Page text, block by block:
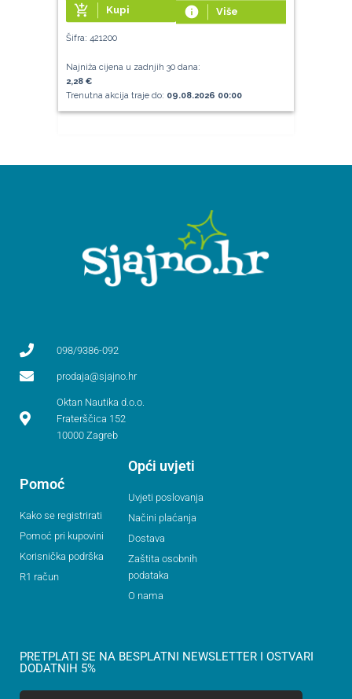
add_shopping_cart Kupi info Više
Šifra: 421200
Najniža cijena u zadnjih 30 dana:
2,28 €
Trenutna akcija traje do: 09.08.2026 00:00
098/9386-092
prodaja@sjajno.hr
Oktan Nautika d.o.o.
Fraterščica 152
10000 Zagreb
Pomoć
Kako se registrirati
Pomoć pri kupovini
Korisnička podrška
R1 račun
Opći uvjeti
Uvjeti poslovanja
Načini plaćanja
Dostava
Zaštita osobnih
podataka
O nama
PRETPLATI SE NA BESPLATNI NEWSLETTER I OSTVARI
DODATNIH 5%